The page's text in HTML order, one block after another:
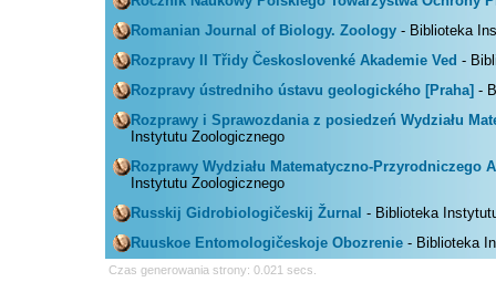
Romanian Journal of Biology. Zoology - Biblioteka
Rozpravy II Třidy Českoslovenké Akademie Ved -
Rozpravy ústredniho ústavu geologického [Praha] -
Rozprawy i Sprawozdania z posiedzeń Wydziału
Instytutu Zoologicznego
Rozprawy Wydziału Matematyczno-
Instytutu Zoologicznego
Russkij Gidrobiologičeskij Žurnal - Biblioteka
Ruuskoe Entomologičeskoje Obozrenie - Biblioteka
Czas generowania strony: 0.021 secs.